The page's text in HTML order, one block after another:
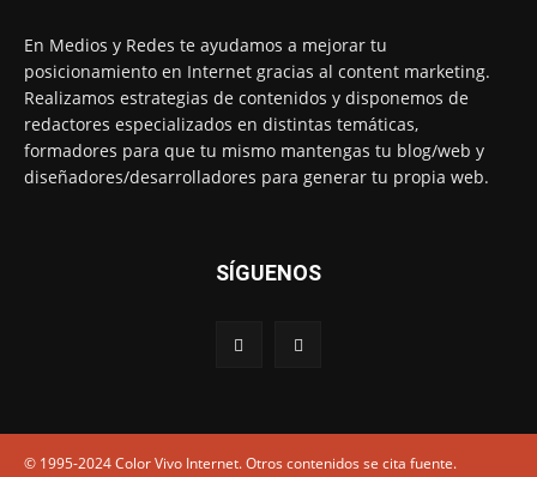
En Medios y Redes te ayudamos a mejorar tu
posicionamiento en Internet gracias al content marketing.
Realizamos estrategias de contenidos y disponemos de
redactores especializados en distintas temáticas,
formadores para que tu mismo mantengas tu blog/web y
diseñadores/desarrolladores para generar tu propia web.
SÍGUENOS
© 1995-2024 Color Vivo Internet. Otros contenidos se cita fuente.